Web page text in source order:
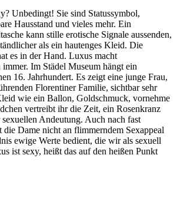
Unbedingt! Sie sind Statussymbol,
Hausstand und vieles mehr. Ein
kann stille erotische Signale aussenden,
als ein hautenges Kleid. Die
es in der Hand. Luxus macht
immer. Im Städel Museum hängt ein
16. Jahrhundert. Es zeigt eine junge Frau,
Florentiner Familie, sichtbar sehr
wie ein Ballon, Goldschmuck, vornehme
vertreibt ihr die Zeit, ein Rosenkranz
Andeutung. Auch nach fast
die Dame nicht an flimmerndem Sexappeal
ewige Werte bedient, die wir als sexuell
ist sexy, heißt das auf den heißen Punkt